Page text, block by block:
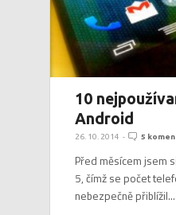
10
Android
26. 10. 2014 - 5
Před měsícem jsem
5, čímž se počet
nebezpečně přiblížil...